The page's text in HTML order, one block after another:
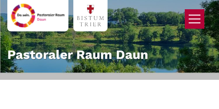
Zum Inhalt springen
Pastoraler Raum Daun